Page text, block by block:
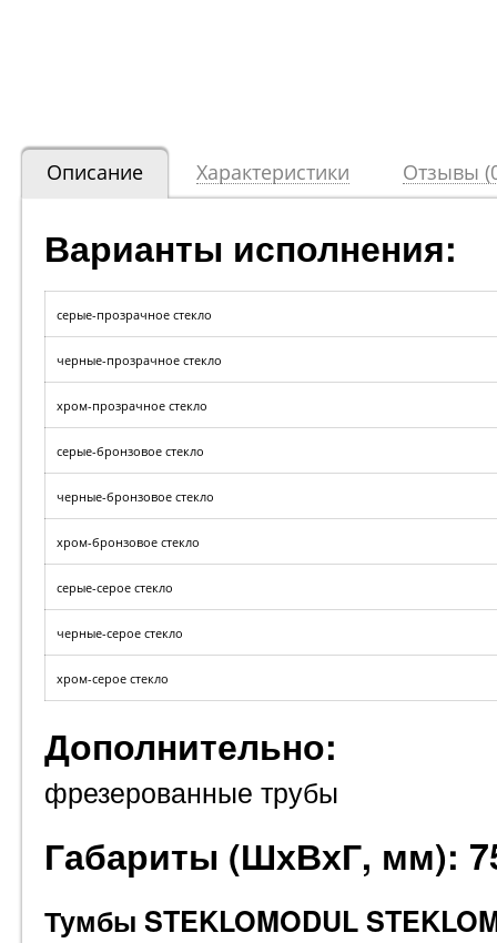
Описание Характеристики Отзывы
Варианты исполнения:
серые-прозрачное стекло
черные-прозрачное стекло
хром-прозрачное стекло
серые-бронзовое стекло
черные-бронзовое стекло
хром-бронзовое стекло
серые-серое стекло
черные-серое стекло
хром-серое стекло
Дополнительно:
фрезерованные трубы
Габариты (ШхВхГ, мм):
Тумбы STEKLOMODUL